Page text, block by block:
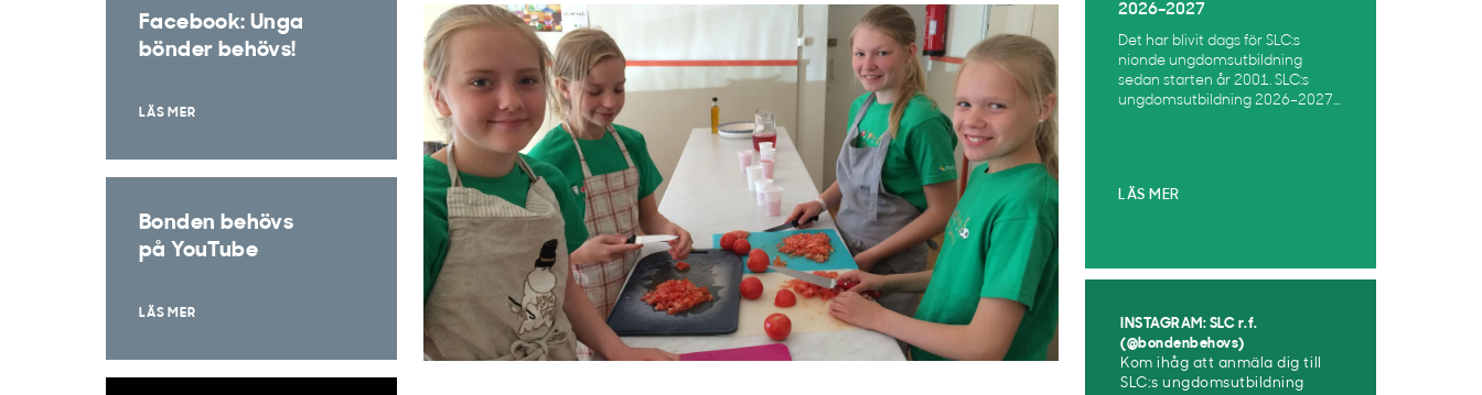
Facebook: Unga
bönder behövs!
LÄS MER
Bonden behövs
på YouTube
LÄS MER
2026–2027
Det har blivit dags för SLC:s
nionde ungdomsutbildning
sedan starten år 2001. SLC:s
ungdomsutbildning 2026–2027...
LÄS MER
INSTAGRAM: SLC r.f.
(@bondenbehovs)
Kom ihåg att anmäla dig till
SLC:s ungdomsutbildning